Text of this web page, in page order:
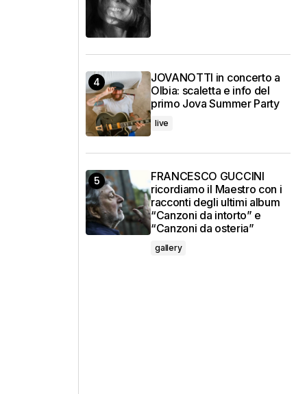
JOVANOTTI in concerto a
Olbia: scaletta e info del
primo Jova Summer Party
live
FRANCESCO GUCCINI
ricordiamo il Maestro con i
racconti degli ultimi album
“Canzoni da intorto” e
“Canzoni da osteria”
gallery